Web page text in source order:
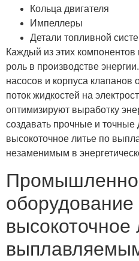
Кольца двигателя
Импеллеры
Детали топливной
Каждый из этих
роль в производстве
насосов и корпуса клапанов
поток жидкостей на
оптимизируют выработку
создавать прочные и точные
высокоточное литье по
незаменимым в
оборудование
высокоточное